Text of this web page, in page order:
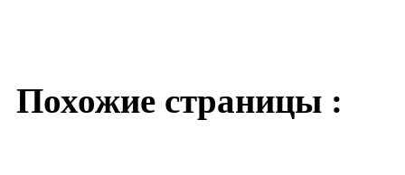
Похожие страницы :